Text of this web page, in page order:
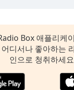
Box 애플리케
디서나 좋아하는
인으로 청취하세